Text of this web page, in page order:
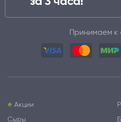
Принимаем к
⭐️ Акции
Сыры